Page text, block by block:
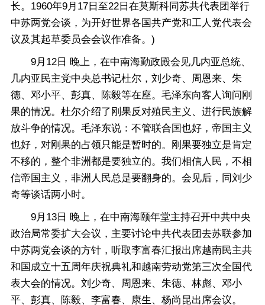
长。1960年9月17日至22日在莫斯科同苏共代表团举行
中苏两党会谈，为开好世界各国共产党和工人党代表会
议及其起草委员会会议作准备。)
9月12日 晚上，在中南海勤政殿会见几内亚总统、
几内亚民主党中央总书记杜尔，刘少奇、周恩来、朱
德、邓小平、彭真、陈毅等在座。毛泽东向客人询问刚
果的情况。杜尔介绍了刚果反对殖民主义、进行民族解
放斗争的情况。毛泽东说：不管联合国也好，帝国主义
也好，对刚果的占领只能是暂时的。刚果要独立是肯定
不移的，整个非洲都是要独立的。我们相信人民，不相
信帝国主义，非洲人民总是要翻身的。会见后，同刘少
奇等谈话两小时。
9月13日 晚上，在中南海颐年堂主持召开中共中央
政治局常委扩大会议，主要讨论中共代表团去苏联参加
中苏两党会谈的方针，听取李富春汇报出席越南民主共
和国成立十五周年庆祝典礼和越南劳动党第三次全国代
表大会的情况。刘少奇、周恩来、朱德、林彪、邓小
平、彭真、陈毅、李富春、康生、杨尚昆出席会议。